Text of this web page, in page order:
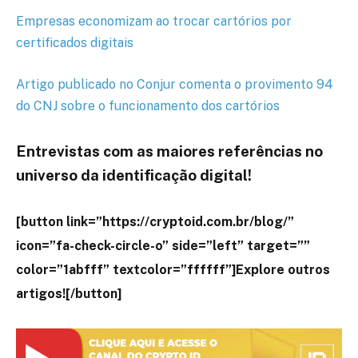
Empresas economizam ao trocar cartórios por
certificados digitais
Artigo publicado no Conjur comenta o provimento 94
do CNJ sobre o funcionamento dos cartórios
Entrevistas com as maiores referências no
universo da identificação digital!
[button link=”https://cryptoid.com.br/blog/”
icon=”fa-check-circle-o” side=”left” target=””
color=”1abfff” textcolor=”ffffff”]Explore outros
artigos![/button]